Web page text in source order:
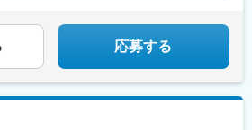
は説明だけ聞いてみたいという方も大歓迎♪
応募する